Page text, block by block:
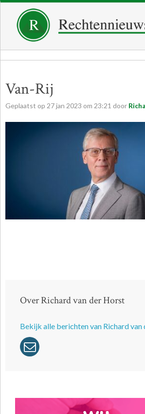
Van-Rij
Geplaatst op 27jan 2023 om 23:21 door
Over Richard van der Horst
Bekijk alle berichten van Richard